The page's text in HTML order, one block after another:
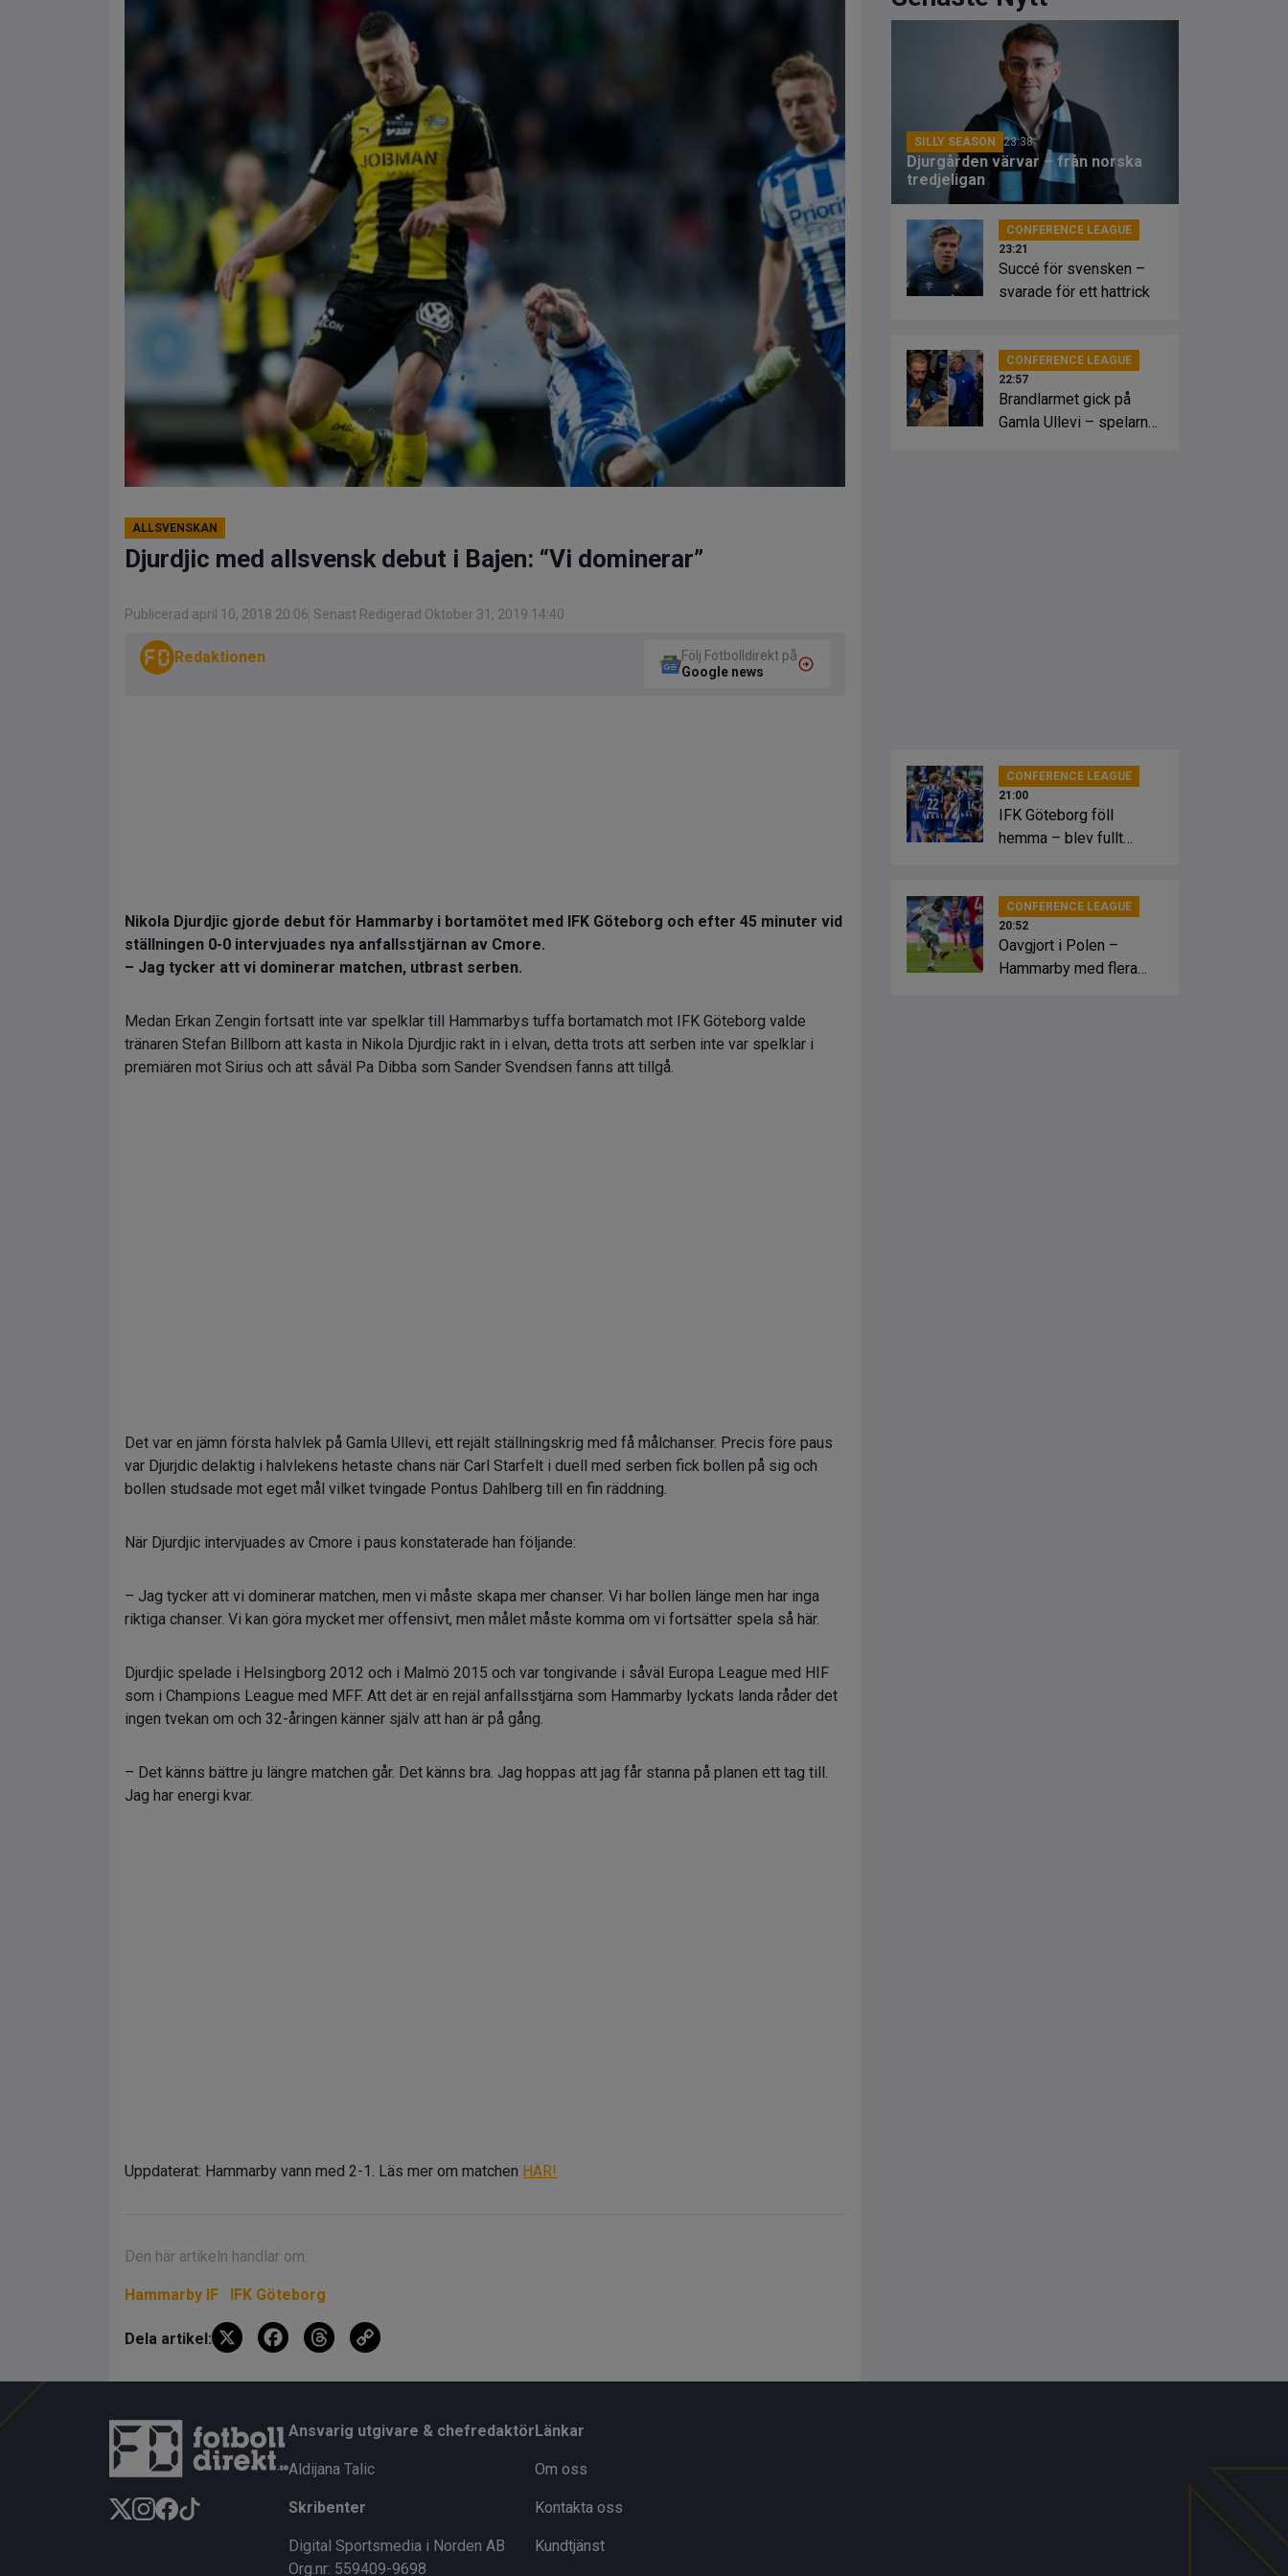
ALLSVENSKAN
Djurdjic med allsvensk debut i Bajen: “Vi dominerar”
Publicerad april 10, 2018 20:06 Senast Redigerad Oktober 31, 2019 14:40
Redaktionen
Följ Fotbolldirekt på
Google news
Nikola Djurdjic gjorde debut för Hammarby i bortamötet med IFK Göteborg och efter 45 minuter vid
ställningen 0-0 intervjuades nya anfallsstjärnan av Cmore.
– Jag tycker att vi dominerar matchen, utbrast serben.
Medan Erkan Zengin fortsatt inte var spelklar till Hammarbys tuffa bortamatch mot IFK Göteborg valde
tränaren Stefan Billborn att kasta in Nikola Djurdjic rakt in i elvan, detta trots att serben inte var spelklar i
premiären mot Sirius och att såväl Pa Dibba som Sander Svendsen fanns att tillgå.
Det var en jämn första halvlek på Gamla Ullevi, ett rejält ställningskrig med få målchanser. Precis före paus
var Djurjdic delaktig i halvlekens hetaste chans när Carl Starfelt i duell med serben fick bollen på sig och
bollen studsade mot eget mål vilket tvingade Pontus Dahlberg till en fin räddning.
När Djurdjic intervjuades av Cmore i paus konstaterade han följande:
– Jag tycker att vi dominerar matchen, men vi måste skapa mer chanser. Vi har bollen länge men har inga
riktiga chanser. Vi kan göra mycket mer offensivt, men målet måste komma om vi fortsätter spela så här.
Djurdjic spelade i Helsingborg 2012 och i Malmö 2015 och var tongivande i såväl Europa League med HIF
som i Champions League med MFF. Att det är en rejäl anfallsstjärna som Hammarby lyckats landa råder det
ingen tvekan om och 32-åringen känner själv att han är på gång.
– Det känns bättre ju längre matchen går. Det känns bra. Jag hoppas att jag får stanna på planen ett tag till.
Jag har energi kvar.
Uppdaterat: Hammarby vann med 2-1. Läs mer om matchen HÄR!
Den här artikeln handlar om:
Hammarby IF IFK Göteborg
Dela artikel: X
F
b
o
k
T
a
d
Li
SILLY SEASON 23:38
Djurgården värvar – från norska
tredjeligan
CONFERENCE LEAGUE
23:21
Succé för svensken –
svarade för ett hattrick
CONFERENCE LEAGUE
22:57
Brandlarmet gick på
Gamla Ullevi – spelarna
CONFERENCE LEAGUE
21:00
IFK Göteborg föll
hemma – blev fullt
CONFERENCE LEAGUE
20:52
Oavgjort i Polen –
Hammarby med flera
Ansvarig utgivare & chefredaktör
Aldijana Talic
Skribenter
Digital Sportsmedia i Norden AB
Org.nr: 559409-9698
Länkar
Om oss
Kontakta oss
Kundtjänst